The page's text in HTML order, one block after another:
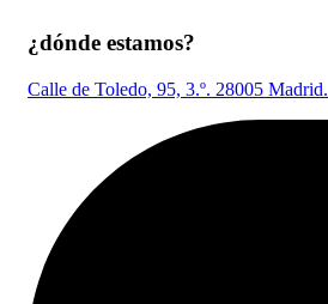
¿dónde estamos?
Calle de Toledo, 95, 3.º. 28005 Madrid.